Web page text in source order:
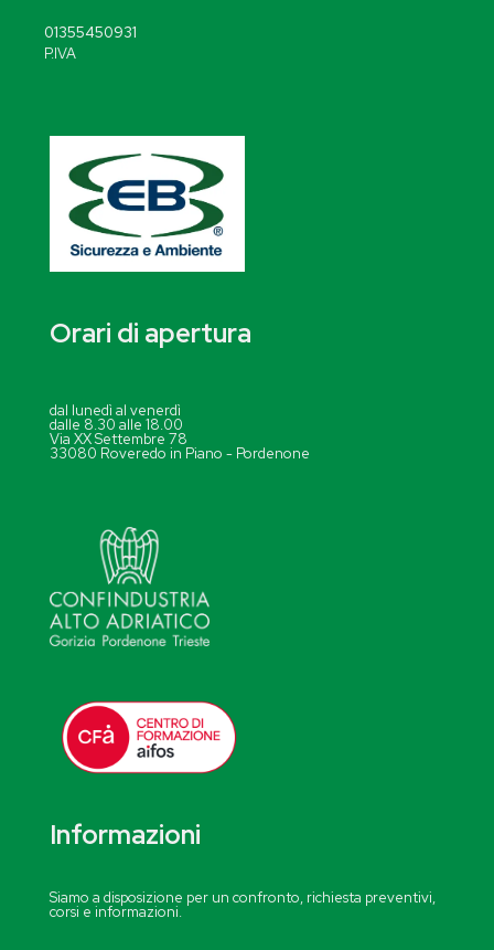
01355450931
P.IVA
Orari di apertura
dal lunedì al venerdì
dalle 8.30 alle 18.00
Via XX Settembre 78
33080 Roveredo in Piano - Pordenone
Informazioni
Siamo a disposizione per un confronto, richiesta preventivi,
corsi e informazioni.